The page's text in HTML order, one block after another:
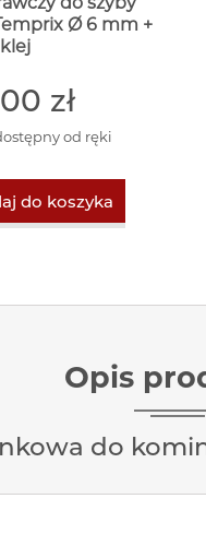
Ø 6 mm +
klej
zł
od ręki
do koszyka
Opis
do